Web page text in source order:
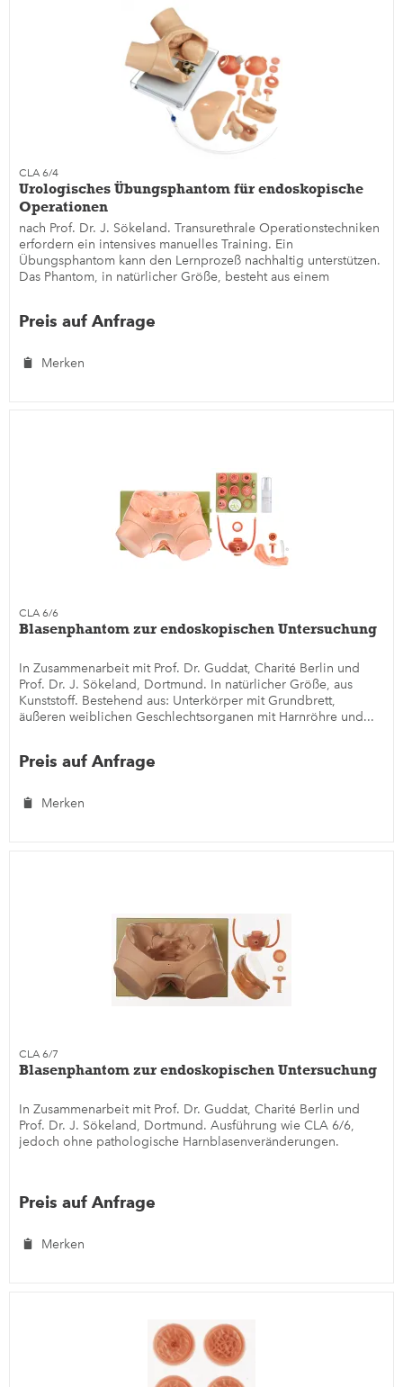
CLA 6/4
Urologisches Übungsphantom für endoskopische
Operationen
nach Prof. Dr. J. Sökeland. Transurethrale Operationstechniken
erfordern ein intensives manuelles Training. Ein
Übungsphantom kann den Lernprozeß nachhaltig unterstützen.
Das Phantom, in natürlicher Größe, besteht aus einem
Preis auf Anfrage
Merken
CLA 6/6
Blasenphantom zur endoskopischen Untersuchung
In Zusammenarbeit mit Prof. Dr. Guddat, Charité Berlin und
Prof. Dr. J. Sökeland, Dortmund. In natürlicher Größe, aus
Kunststoff. Bestehend aus: Unterkörper mit Grundbrett,
äußeren weiblichen Geschlechtsorganen mit Harnröhre und...
Preis auf Anfrage
Merken
CLA 6/7
Blasenphantom zur endoskopischen Untersuchung
In Zusammenarbeit mit Prof. Dr. Guddat, Charité Berlin und
Prof. Dr. J. Sökeland, Dortmund. Ausführung wie CLA 6/6,
jedoch ohne pathologische Harnblasenveränderungen.
Preis auf Anfrage
Merken